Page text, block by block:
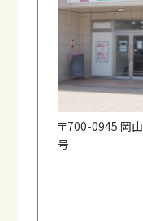
〒700-0945 岡
号